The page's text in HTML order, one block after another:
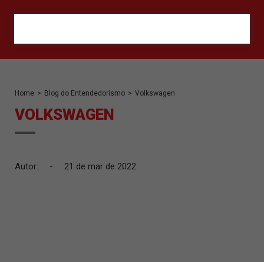
Home > Blog do Entendedorismo > Volkswagen
VOLKSWAGEN
Autor: - 21 de mar de 2022